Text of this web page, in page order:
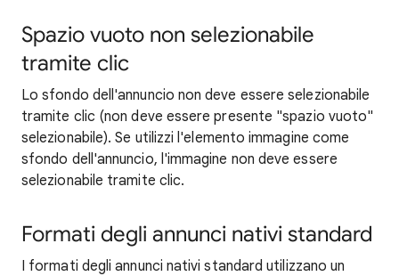
Spazio vuoto non selezionabile
tramite clic
Lo sfondo dell'annuncio non deve essere selezionabile
tramite clic (non deve essere presente "spazio vuoto"
selezionabile). Se utilizzi l'elemento immagine come
sfondo dell'annuncio, l'immagine non deve essere
selezionabile tramite clic.
Formati degli annunci nativi standard
I formati degli annunci nativi standard utilizzano un